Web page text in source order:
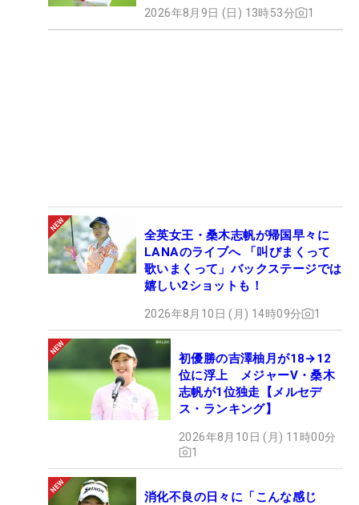
2026年8月9日 (日) 13時53分 1
全英女王・桑木志帆が帰国早々に
LANAのライブへ 「叫びまくって
歌いまくって」バックステージでは
嬉しい2ショットも！
2026年8月10日 (月) 14時09分 1
初優勝の吉澤柚月が18→12
位に浮上 メジャーV・桑木
志帆が1位独走【メルセデ
ス・ランキング】
2026年8月10日 (月) 11時00分
1
消化不良の日々に「こんな感じ